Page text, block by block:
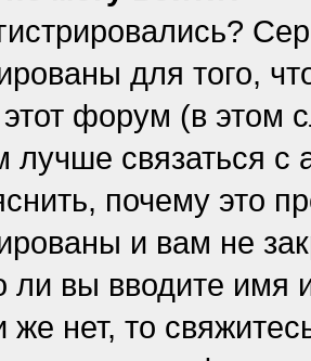
для того,
форум (в этом
лучше связаться
почему это
и вам не
ли вы вводите
же нет, то